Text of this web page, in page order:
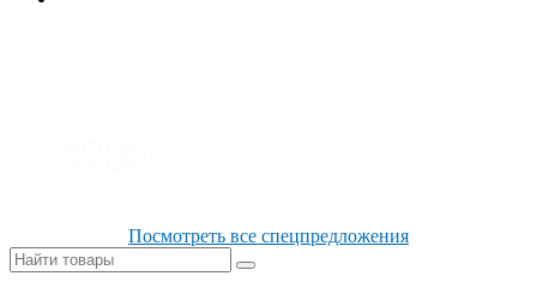
Посмотреть все спецпредложения